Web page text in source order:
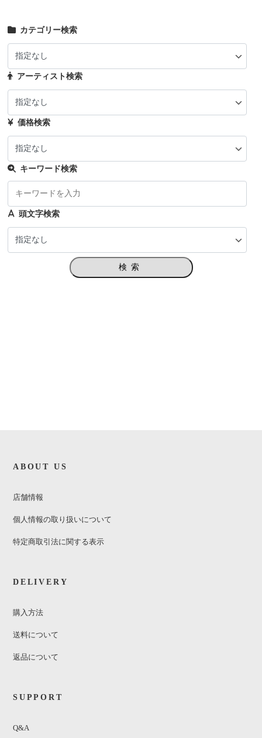
カテゴリー検索
アーティスト検索
価格検索
キーワード検索
頭文字検索
検索
ABOUT US
店舗情報
個人情報の取り扱いについて
特定商取引法に関する表示
DELIVERY
購入方法
送料について
返品について
SUPPORT
Q&A